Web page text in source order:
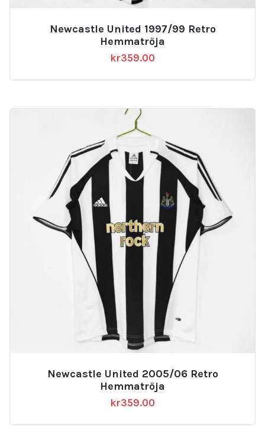
Newcastle United 1997/99 Retro
Hemmatröja
kr359.00
Newcastle United 2005/06 Retro
Hemmatröja
kr359.00